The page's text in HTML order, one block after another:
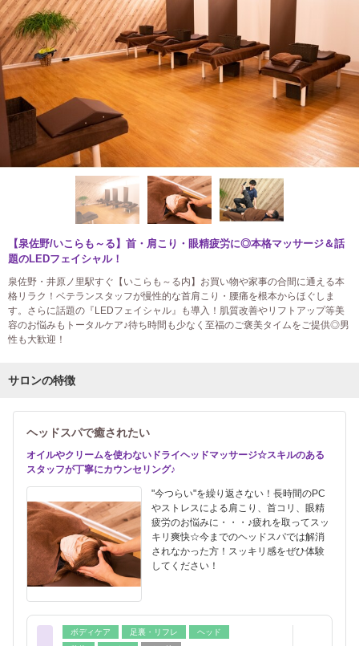
【泉佐野/いこらも～る】首・肩こり・眼精疲労に◎本格マッサージ＆話
題のLEDフェイシャル！
泉佐野・井原ノ里駅すぐ【いこらも～る内】お買い物や家事の合間に通える本
格リラク！ベテランスタッフが慢性的な首肩こり・腰痛を根本からほぐしま
す。さらに話題の『LEDフェイシャル』も導入！肌質改善やリフトアップ等美
容のお悩みもトータルケア♪待ち時間も少なく至福のご褒美タイムをご提供◎男
性も大歓迎！
サロンの特徴
ヘッドスパで癒されたい
オイルやクリームを使わないドライヘッドマッサージ☆スキルのある
スタッフが丁寧にカウンセリング♪
"今つらい"を繰り返さない！長時間のPC
やストレスによる肩こり、首コリ、眼精
疲労のお悩みに・・・♪疲れを取ってスッ
キリ爽快☆今までのヘッドスパでは解消
されなかった方！スッキリ感をぜひ体験
してください！
ボディケア 足裏・リフレ
ヘッド